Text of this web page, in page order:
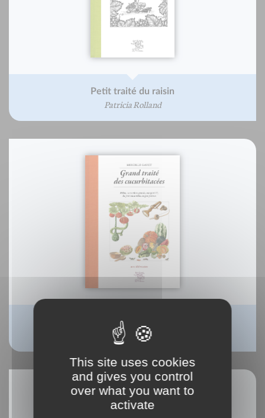
Petit traité du raisin
Patricia Rolland
Grand traité des cucurbitacées
Mireille Gayet
This site uses cookies
and gives you control
over what you want to
activate